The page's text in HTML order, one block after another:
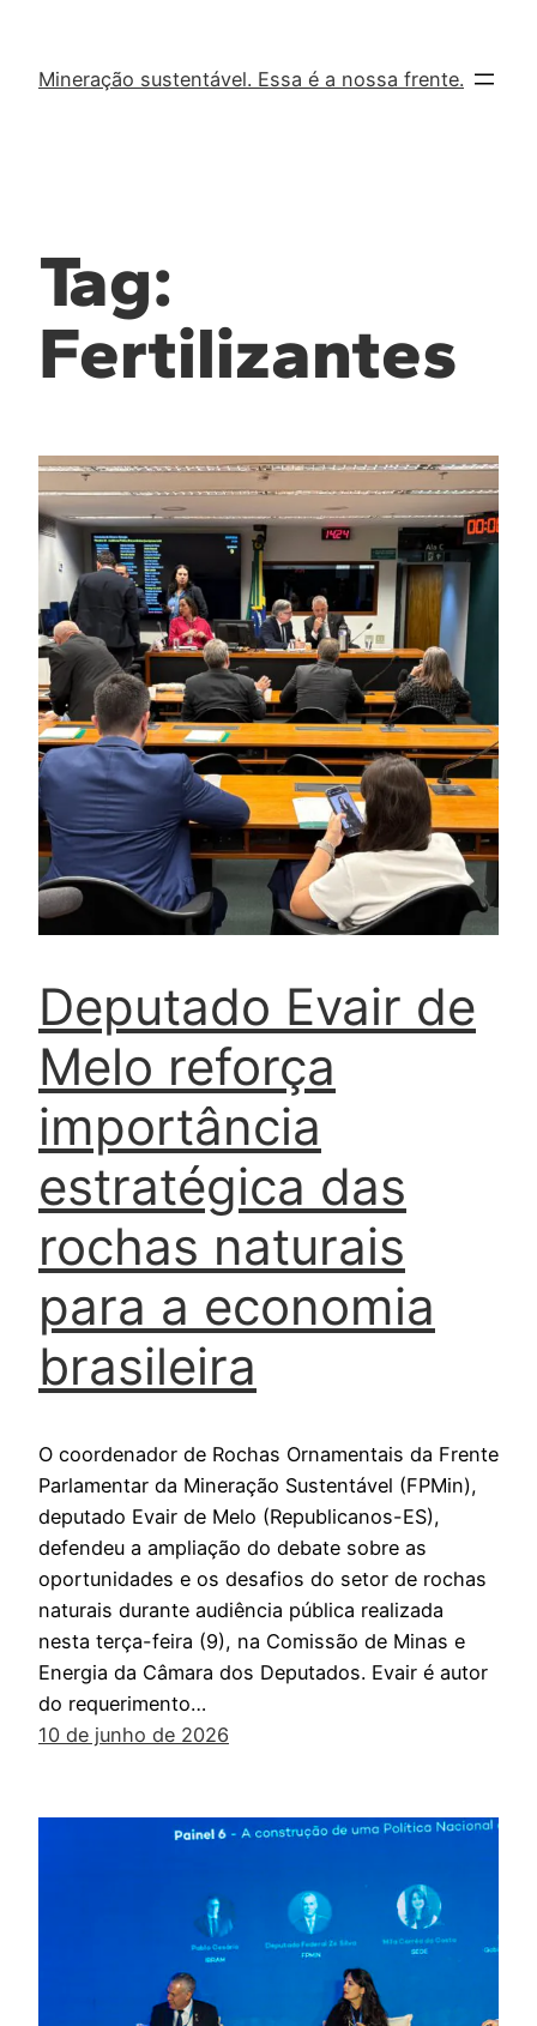
Mineração sustentável. Essa é a nossa frente.
Tag:
Fertilizantes
Deputado Evair de
Melo reforça
importância
estratégica das
rochas naturais
para a economia
brasileira
O coordenador de Rochas Ornamentais da Frente
Parlamentar da Mineração Sustentável (FPMin),
deputado Evair de Melo (Republicanos-ES),
defendeu a ampliação do debate sobre as
oportunidades e os desafios do setor de rochas
naturais durante audiência pública realizada
nesta terça-feira (9), na Comissão de Minas e
Energia da Câmara dos Deputados. Evair é autor
do requerimento…
10 de junho de 2026